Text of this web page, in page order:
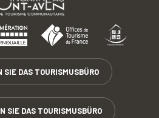
SIE DAS TOURISMUSBÜRO
SIE DAS TOURISMUSBÜRO